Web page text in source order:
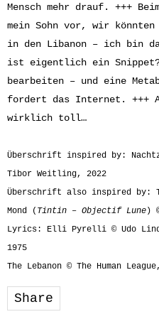
Mensch mehr drauf. +++
mein Sohn vor, wir könnten
in den Libanon – ich bin
ist eigentlich ein
bearbeiten – und eine
fordert das Internet. +++
wirklich toll…
Überschrift inspired by:
Tibor Weitling, 2022
Überschrift also inspired by:
Mond ( Tintin – Objectif Lune )
Lyrics: Elli Pyrelli © Udo
1975
The Lebanon © The Human
Share